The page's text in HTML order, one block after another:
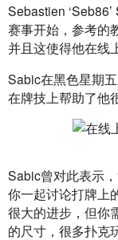
Sebastien
赛事开始，参考的
并且这使得他在线
Sabic在黑色星期
在牌技上帮助了他
Sabic曾对此表示
你一起讨论打牌上
很大的进步，但你
的尺寸，很多扑克